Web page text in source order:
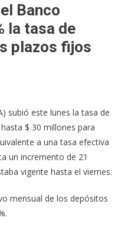
Banco
la tasa de
plazos fijos
subió este lunes la tasa de
$ 30 millones para
a una tasa efectiva
un incremento de 21
vigente hasta el viernes.
mensual de los depósitos